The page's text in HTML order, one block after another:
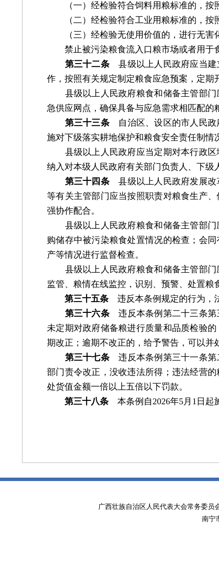
（一）经检验符合饲料用粮标准的，按
（二）经检验符合工业用粮标准的，按
（三）经检验无使用价值的，进行无害
禁止被污染粮食流入口粮市场或者用于
第三十二条县级以上人民政府应当建
作，按照有关规定制定粮食应急预案，定期
县级以上人民政府粮食和储备主管部门
急供应网点，确保具备与应急需求相匹配的
第三十三条自治区、设区的市人民政
施对下级落实耕地保护和粮食安全责任制情
县级以上人民政府应当定期对本行政区
纳入对本级人民政府有关部门负责人、下
第三十四条县级以上人民政府发展改
等有关主管部门应当按照职责对粮食生产
强协作配合。
县级以上人民政府粮食和储备主管部门
购储存中被污染粮食处置情况的检查；会
产等情况进行监督检查。
县级以上人民政府粮食和储备主管部门
监管、粮情在线监控，识别、预警、处置粮
第三十五条 违反本条例规定的行为，
第三十六条违反本条例第二十三条第
未定期对政府储备粮进行质量和品质检验
期改正；逾期不改正的，给予警告，可以
第三十七条违反本条例第三十一条第
部门责令改正，没收违法所得；违法经营
处货值金额一倍以上五倍以下罚款。
第三十八条 本条例自2026年5月1日起
广西壮族自治区人民代表大会常务委
南宁